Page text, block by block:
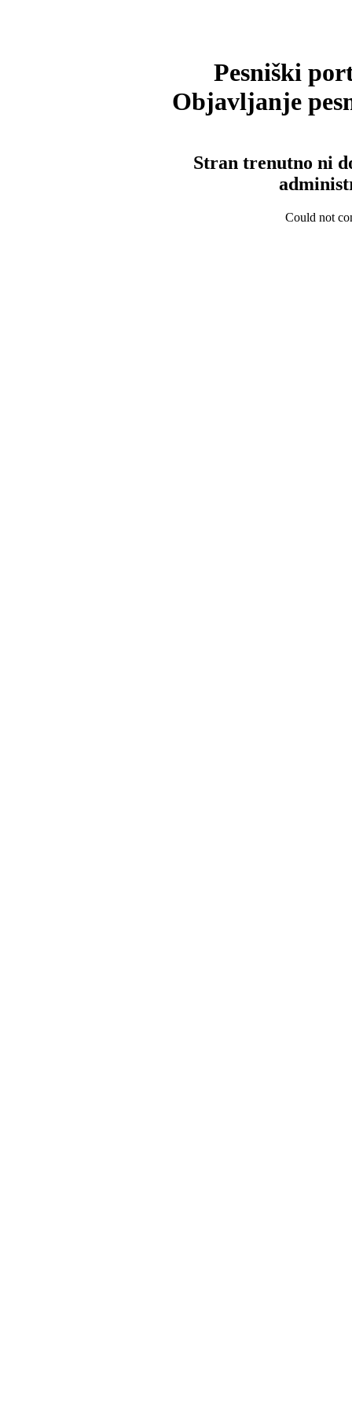
Pesniški
Objavljanje
Stran trenutno ni
Could not